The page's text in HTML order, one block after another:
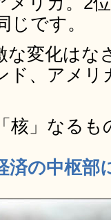
です。
な変化はな
ド、アメリ
核」なるも
済の中枢部